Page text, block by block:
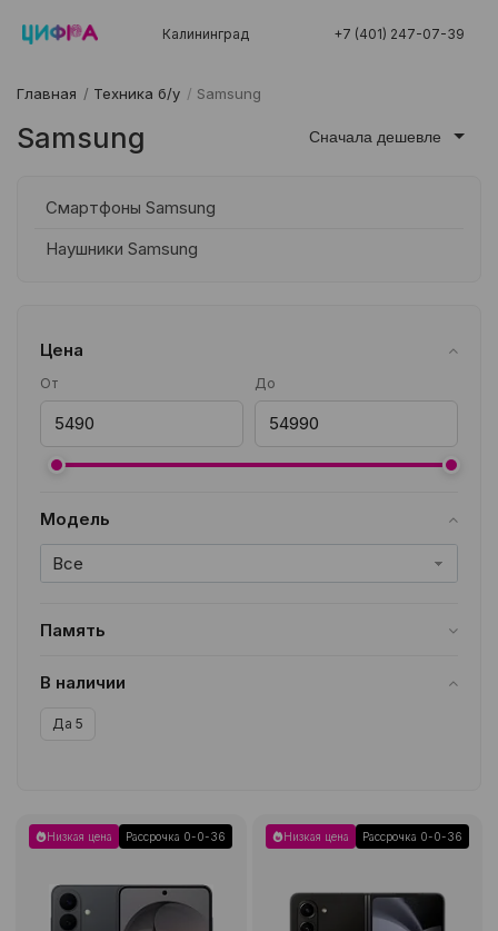
Калининград +7 (401) 247-07-39
Главная / Техника б/у / Samsung
Samsung Сначала дешевле
Смартфоны Samsung
Наушники Samsung
Цена
От До
Модель
Все
Память
В наличии
Да 5
Низкая цена Рассрочка 0-0-36 Низкая цена Рассрочка 0-0-36